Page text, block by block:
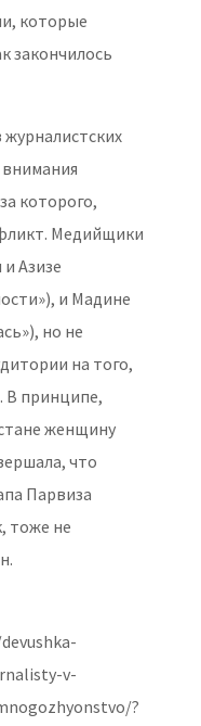
которые
закончилось
внимания
которого,
Медийщики
Азизе
и Мадине
но не
на того,
В принципе,
женщину
что
Парвиза
тоже не
v-
?